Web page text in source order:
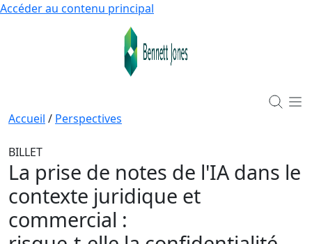
Accéder au contenu principal
Accueil / Perspectives
BILLET
La prise de notes de l'IA dans le
contexte juridique et
commercial :